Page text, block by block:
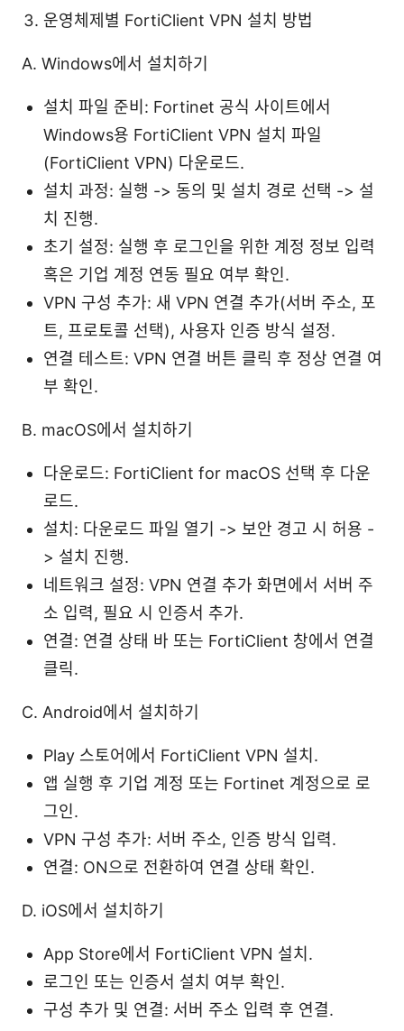
운영체제별 FortiClient VPN 설치 방법
A. Windows에서 설치하기
설치 파일 준비: Fortinet 공식 사이트에서
Windows용 FortiClient VPN 설치 파일
(FortiClient VPN) 다운로드.
설치 과정: 실행 -> 동의 및 설치 경로 선택 -> 설
치 진행.
초기 설정: 실행 후 로그인을 위한 계정 정보 입력
혹은 기업 계정 연동 필요 여부 확인.
VPN 구성 추가: 새 VPN 연결 추가(서버 주소, 포
트, 프로토콜 선택), 사용자 인증 방식 설정.
연결 테스트: VPN 연결 버튼 클릭 후 정상 연결 여
부 확인.
B. macOS에서 설치하기
다운로드: FortiClient for macOS 선택 후 다운
로드.
설치: 다운로드 파일 열기 -> 보안 경고 시 허용 -
> 설치 진행.
네트워크 설정: VPN 연결 추가 화면에서 서버 주
소 입력, 필요 시 인증서 추가.
연결: 연결 상태 바 또는 FortiClient 창에서 연결
클릭.
C. Android에서 설치하기
Play 스토어에서 FortiClient VPN 설치.
앱 실행 후 기업 계정 또는 Fortinet 계정으로 로
그인.
VPN 구성 추가: 서버 주소, 인증 방식 입력.
연결: ON으로 전환하여 연결 상태 확인.
D. iOS에서 설치하기
App Store에서 FortiClient VPN 설치.
로그인 또는 인증서 설치 여부 확인.
구성 추가 및 연결: 서버 주소 입력 후 연결.